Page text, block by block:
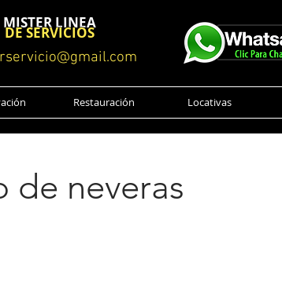
MISTER LINEA
DE SERVICIOS
Restauración Locativas
de neveras